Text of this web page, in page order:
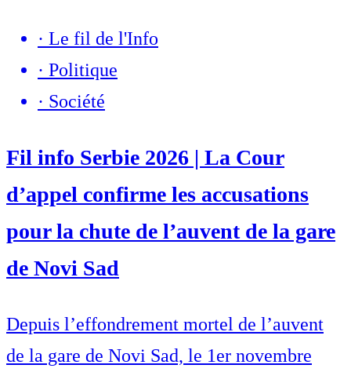
· Le fil de l'Info
· Politique
· Société
Fil info Serbie 2026 | La Cour
d’appel confirme les accusations
pour la chute de l’auvent de la gare
de Novi Sad
Depuis l’effondrement mortel de l’auvent
de la gare de Novi Sad, le 1er novembre